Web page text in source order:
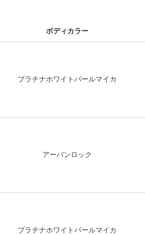
ボディカラー
プラチナホワイトパールマイカ
アーバンロック
プラチナホワイトパールマイカ